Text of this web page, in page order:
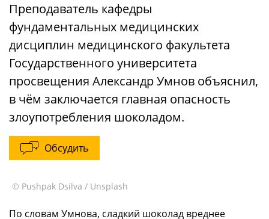
Преподаватель кафедры
фундаментальных медицинских
дисциплин медицинского факультета
Государственного университета
просвещения Александр Умнов объяснил,
в чём заключается главная опасность
злоупотребления шоколадом.
Обсудить
© Pushpak Dsilva / Unsplash
По словам Умнова, сладкий шоколад вреднее